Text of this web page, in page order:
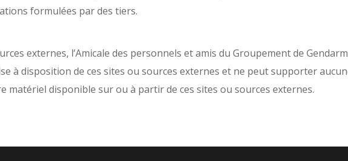
formulées par des tiers.
externes, l’Amicale des personnels et amis du Groupement de
à disposition de ces sites ou sources externes et ne peut supporter
disponible sur ou à partir de ces sites ou sources externes.